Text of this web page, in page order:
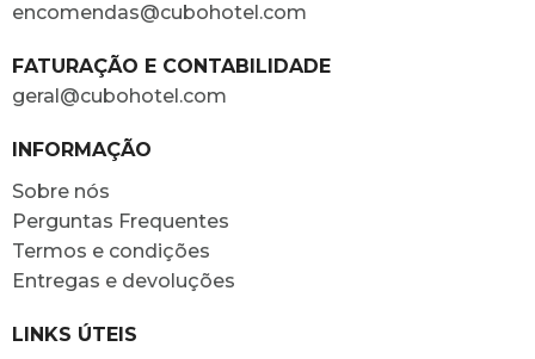
encomendas@cubohotel.com
FATURAÇÃO E CONTABILIDADE
geral@cubohotel.com
INFORMAÇÃO
Sobre nós
Perguntas Frequentes
Termos e condições
Entregas e devoluções
LINKS ÚTEIS